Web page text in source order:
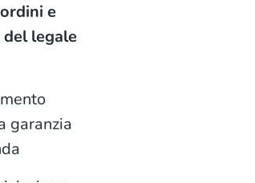
e
legale
garanzia